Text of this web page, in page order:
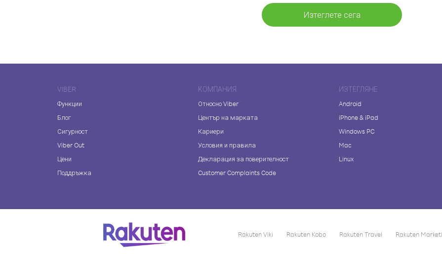
Изтеглете сега
VIBER
Функции
Блог
Сигурност
Viber Out
Цени
Поддръжка
КОМПАНИЯ
Относно Viber
Център на марката
Кариери
Условия и правила
Декларация за поверителност
Customer Complaints Code
ИЗТЕГЛЯНЕ
Android
iPhone & iPad
Windows PC
Mac
Linux
Rakuten Viki Rakuten Kobo Rakuten Travel Rakuten